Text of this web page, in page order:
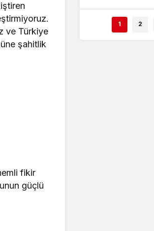
ve Türkiye
şahitlik
fikir
güçlü
1 2